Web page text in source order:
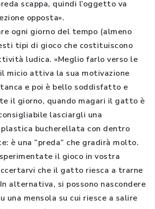
scappa, quindi l’oggetto va
opposta».
ogni giorno del tempo (almeno
tipi di gioco che costituiscono
ludica. «Meglio farlo verso le
micio attiva la sua motivazione
e poi è bello soddisfatto e
il giorno, quando magari il gatto è
lasciargli una
bucherellata con dentro
è una “preda” che gradirà molto.
il gioco in vostra
che il gatto riesca a trarne
alternativa, si possono nascondere
una mensola su cui riesce a salire